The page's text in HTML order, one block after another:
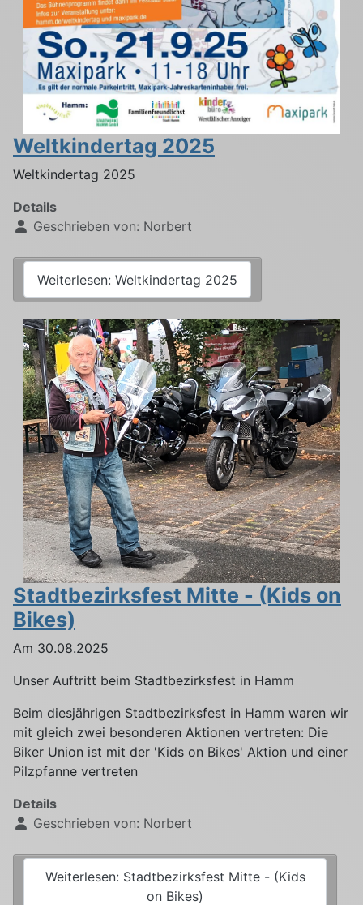
Weltkindertag 2025
Weltkindertag 2025
Details
Geschrieben von: Norbert
Weiterlesen: Weltkindertag 2025
Stadtbezirksfest Mitte - (Kids on
Bikes)
Am 30.08.2025
Unser Auftritt beim Stadtbezirksfest in Hamm
Beim diesjährigen Stadtbezirksfest in Hamm waren wir
mit gleich zwei besonderen Aktionen vertreten: Die
Biker Union ist mit der 'Kids on Bikes' Aktion und einer
Pilzpfanne vertreten
Details
Geschrieben von: Norbert
Weiterlesen: Stadtbezirksfest Mitte - (Kids
on Bikes)